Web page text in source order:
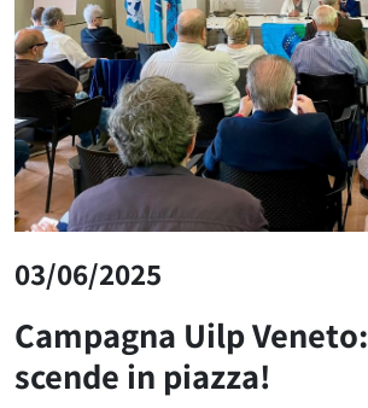
03/06/2025
Campagna Uilp
scende in piazza!